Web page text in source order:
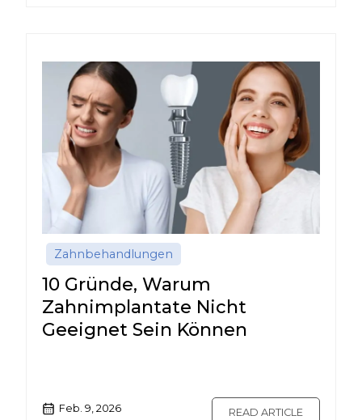
Zahnbehandlungen
10 Gründe, Warum
Zahnimplantate Nicht
Geeignet Sein Können
Feb. 9, 2026 READ ARTICLE